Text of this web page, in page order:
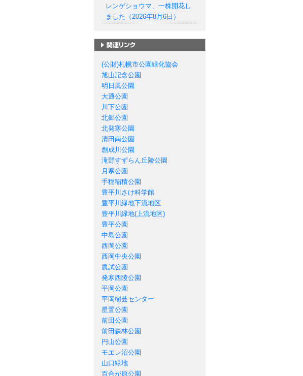
レンゲショウマ、一株開花し
ました（2026年8月6日）
(公財)札幌市公園緑化協会
旭山記念公園
明日風公園
大通公園
川下公園
北郷公園
北発寒公園
清田南公園
創成川公園
滝野すずらん丘陵公園
月寒公園
手稲稲積公園
豊平川さけ科学館
豊平川緑地下流地区
豊平川緑地(上流地区)
豊平公園
中島公園
西岡公園
西岡中央公園
農試公園
発寒西陵公園
平岡公園
平岡樹芸センター
星置公園
前田公園
前田森林公園
円山公園
モエレ沼公園
山口緑地
百合が原公園